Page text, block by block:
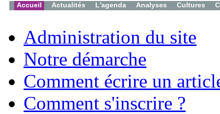
Accueil Actualités L'agenda Analyses Cultures
Administration du site
Notre démarche
Comment écrire un
Comment s'inscrire ?